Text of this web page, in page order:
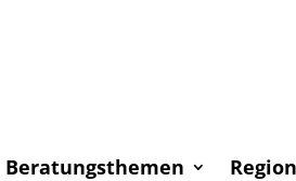
Beratungsthemen